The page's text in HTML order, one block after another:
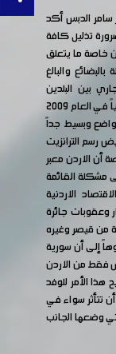
الدبس أكد
تذليل كافة
خاصة ما يتعلق
والبالغ
بين البلدين
وانخفضت نسبة عبور السيارات من ألف سيارة يومياً في العام 2009
رقم متواضع وبسيط جداً
رسم الترانزيت
أن الاردن معبر
مشكلة القائمة
الاردنية
وعقوبات جائرة
من قيصر وغيره
إلى أن سورية
فقط من الاردن
هذا الأمر للوفد
تتأثر سواء في
وضعها الجانب